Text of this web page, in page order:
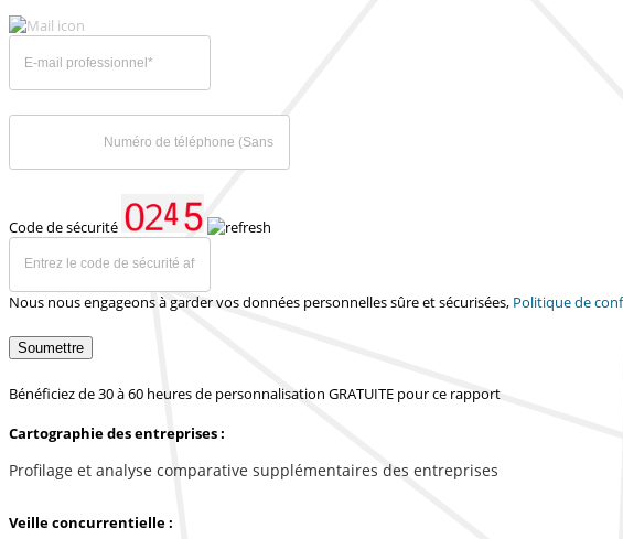
Code de sécurité
Nous nous engageons à garder vos données personnelles sûre et sécurisées, Politique de
Soumettre
Bénéficiez de 30 à 60 heures de personnalisation GRATUITE pour ce rapport
Cartographie des entreprises :
Profilage et analyse comparative supplémentaires des entreprises
Veille concurrentielle :